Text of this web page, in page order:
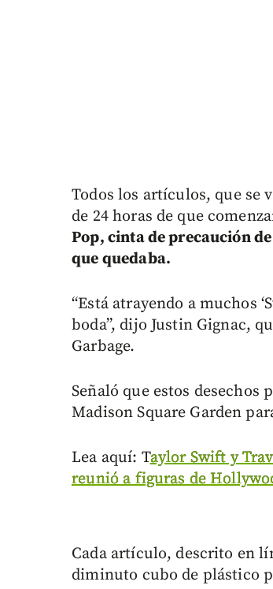
Todos los artículos, que se
de 24 horas de que
Pop, cinta de precaución
que quedaba.
“Está atrayendo a muchos
boda”, dijo Justin Gignac,
Garbage.
Señaló que estos
Madison Square Garden
Lea aquí: Taylor Swift y
reunió a figuras de
Cada artículo, descrito en
diminuto cubo de plástico